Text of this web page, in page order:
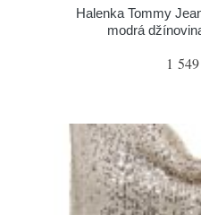
Halenka Tommy
modrá
1